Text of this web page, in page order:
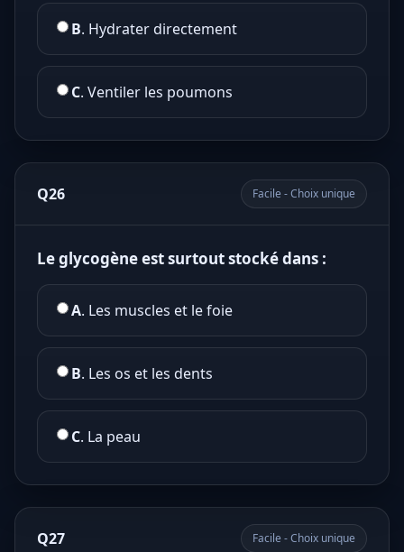
B. Hydrater directement
C. Ventiler les poumons
Q26 Facile - Choix unique
Le glycogène est surtout stocké dans :
A. Les muscles et le foie
B. Les os et les dents
C. La peau
Q27 Facile - Choix unique